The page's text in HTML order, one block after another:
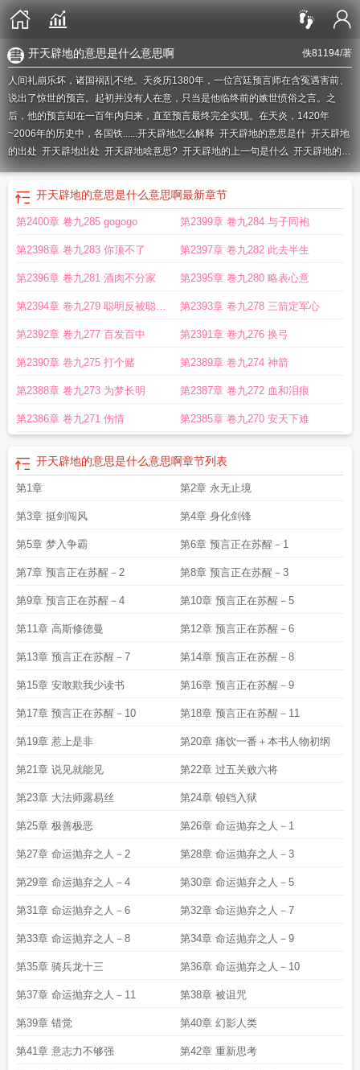
佚81194/著
开天辟地的意思是什么意思啊
人间礼崩乐坏，诸国祸乱不绝。天炎历1380年，一位宫廷预言师在含冤遇害前、
说出了惊世的预言。起初并没有人在意，只当是他临终前的嫉世愤俗之言。之
后，他的预言却在一百年内归来，直至预言最终完全实现。在天炎，1420年
~2006年的历史中，各国铁......开天辟地怎么解释 开天辟地的意思是什 开天辟地
的出处 开天辟地出处 开天辟地啥意思? 开天辟地的上一句是什么 开天辟地的出
处和意思开天辟地见苍凉写的怎么样开天辟地后面一句开天辟地的意思?开天
开天辟地见苍凉 佚81194 开天辟地的下一句是什么
辟地的意思是啥?
地的意思是什么意思啊开天辟地的意思开天辟地见苍凉 聚合中文网开天辟
联开天辟地的意思是什么开天辟地 什么意思 开天辟地是啥意思 开天辟地的意
思是什么?开天辟地看地盘是什么生肖 开天辟地的意思是啥开天辟地成语什么
么开天辟地下一句 开天辟地看地盘打一生肖开天辟地怎样解释开天辟地!
开天辟地的意思是什么意思啊最新章节
第2400章 卷九285 gogogo 第2399章 卷九284 与子同袍
第2398章 卷九283 你顶不了 第2397章 卷九282 此去半生
第2396章 卷九281 酒肉不分家 第2395章 卷九280 略表心意
第2394章 卷九279 聪明反被聪明
误
第2393章 卷九278 三箭定军心
第2392章 卷九277 百发百中 第2391章 卷九276 换弓
第2390章 卷九275 打个赌 第2389章 卷九274 神箭
第2388章 卷九273 为梦长明 第2387章 卷九272 血和泪痕
第2386章 卷九271 伤情 第2385章 卷九270 安天下难
开天辟地的意思是什么意思啊章节列表
第1章 第2章 永无止境
第3章 挺剑闯风 第4章 身化剑锋
第5章 梦入争霸 第6章 预言正在苏醒－1
第7章 预言正在苏醒－2 第8章 预言正在苏醒－3
第9章 预言正在苏醒－4 第10章 预言正在苏醒－5
第11章 高斯修德曼 第12章 预言正在苏醒－6
第13章 预言正在苏醒－7 第14章 预言正在苏醒－8
第15章 安敢欺我少读书 第16章 预言正在苏醒－9
第17章 预言正在苏醒－10 第18章 预言正在苏醒－11
第19章 惹上是非 第20章 痛饮一番＋本书人物初纲
第21章 说见就能见 第22章 过五关败六将
第23章 大法师露易丝 第24章 锒铛入狱
第25章 极善极恶 第26章 命运抛弃之人－1
第27章 命运抛弃之人－2 第28章 命运抛弃之人－3
第29章 命运抛弃之人－4 第30章 命运抛弃之人－5
第31章 命运抛弃之人－6 第32章 命运抛弃之人－7
第33章 命运抛弃之人－8 第34章 命运抛弃之人－9
第35章 骑兵龙十三 第36章 命运抛弃之人－10
第37章 命运抛弃之人－11 第38章 被诅咒
第39章 错觉 第40章 幻影人类
第41章 意志力不够强 第42章 重新思考